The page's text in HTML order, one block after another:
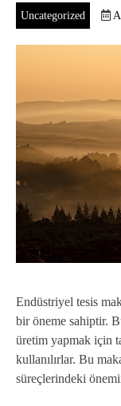
Uncategorized
Endüstriyel tesis
bir öneme sahiptir.
üretim yapmak için
kullanılırlar. Bu
süreçlerindeki